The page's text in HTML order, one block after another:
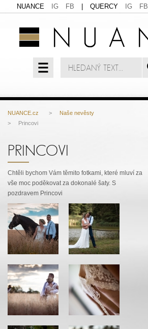
NUANCE IG FB QUERCY IG FB
NUANCE.cz > Naše nevěsty
> Princovi
PRINCOVI
Chtěli bychom Vám těmito fotkami, které mluví za
vše moc poděkovat za dokonalé šaty. S
pozdravem Princovi